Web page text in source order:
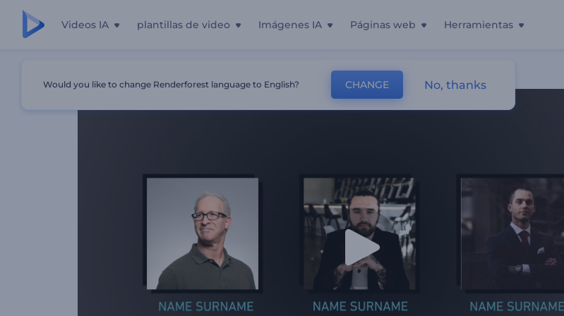
Videos IA plantillas de video Imágenes IA Páginas web Herramientas
Promoción De Expertos En Marketing Digital
Would you like to change Renderforest language to English? CHANGE No, thanks